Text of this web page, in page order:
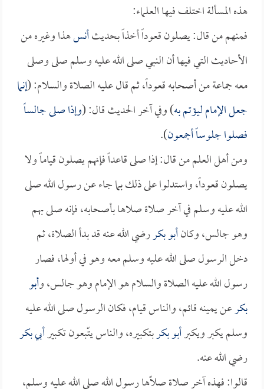
هذه المسألة اختلف فيها العلماء:
فمنهم من قال: يصلون قعوداً أخذاً بحديثأنسهذا وغيره من
الأحاديث التي فيها أن النبي صلى الله عليه وسلم صلى وصلى
معه جماعة من أصحابه قعوداً، ثم قال عليه الصلاة والسلام: (إنما
جعل الإمام ليؤتم به) وفي آخر الحديث قال: (وإذا صلى جالساً
فصلوا جلوساً أجمعون).
ومن أهل العلم من قال: إذا صلى قاعداً فإنهم يصلون قياماً ولا
يصلون قعوداً، واستدلوا على ذلك بما جاء عن رسول الله صلى
الله عليه وسلم في آخر صلاة صلاها بأصحابه، فإنه صلى بهم
وهو جالس، وكانأبو بكررضي الله عنه قد بدأ الصلاة، ثم
دخل الرسول صلى الله عليه وسلم معه وهو في أولها، فصار
رسول الله عليه الصلاة والسلام هو الإمام وهو جالس، وأبو
بكرعن يمينه قائم، والناس قيام، فكان الرسول صلى الله عليه
وسلم يكبر ويكبرأبو بكربتكبيره، والناس يتّبعون تكبيرأبي بكر
رضي الله عنه.
قالوا: فهذه آخر صلاة صلّاها رسول الله صلى الله عليه وسلم،